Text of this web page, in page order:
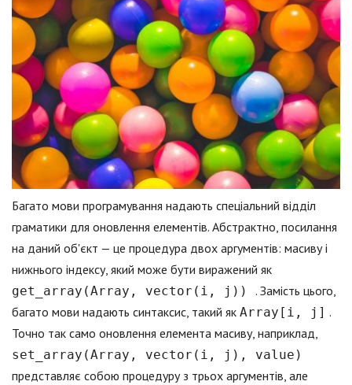
Багато мови програмування надають спеціальний відділ
граматики для оновлення елементів. Абстрактно, посилання
на даний об'єкт — це процедура двох аргументів: масиву і
нижнього індексу, який може бути виражений як
get_array(Array, vector(i, j)) . Замість цього,
багато мови надають синтаксис, такий як Array[i, j] .
Точно так само оновлення елемента масиву, наприклад,
set_array(Array, vector(i, j), value)
представляє собою процедуру з трьох аргументів, але